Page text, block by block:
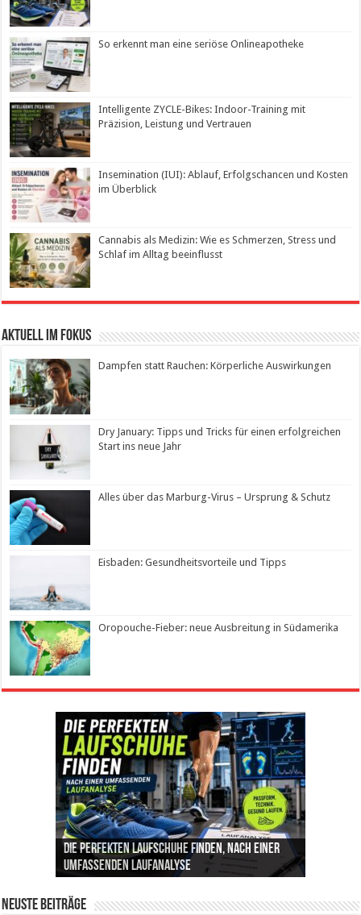
So erkennt man eine seriöse Onlineapotheke
Intelligente ZYCLE-Bikes: Indoor-Training mit
Präzision, Leistung und Vertrauen
Insemination (IUI): Ablauf, Erfolgschancen und Kosten
im Überblick
Cannabis als Medizin: Wie es Schmerzen, Stress und
Schlaf im Alltag beeinflusst
Aktuell im Fokus
Dampfen statt Rauchen: Körperliche Auswirkungen
Dry January: Tipps und Tricks für einen erfolgreichen
Start ins neue Jahr
Alles über das Marburg-Virus – Ursprung & Schutz
Eisbaden: Gesundheitsvorteile und Tipps
Oropouche-Fieber: neue Ausbreitung in Südamerika
Die perfekten Laufschuhe finden, nach einer
umfassenden Laufanalyse
Intelligente ZYCLE-Bikes: Indoor-Training mit
Präzision, Leistung und Vertrauen
Insemination (IUI): Ablauf, Erfolgschancen und
Kosten im Überblick
Cannabis als Medizin: Wie es Schmerzen, Stress
und Schlaf im Alltag beeinflusst
Leben mit Inkontinenz: Tipps für mehr
Sicherheit im Alltag
Neuste Beiträge